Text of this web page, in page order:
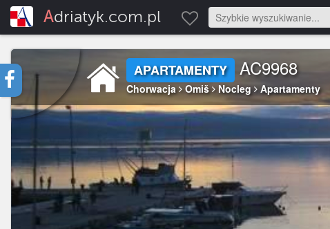
Adriatyk.com.pl
APARTAMENTY AC9968
Chorwacja Omiš Nocleg Apartamenty